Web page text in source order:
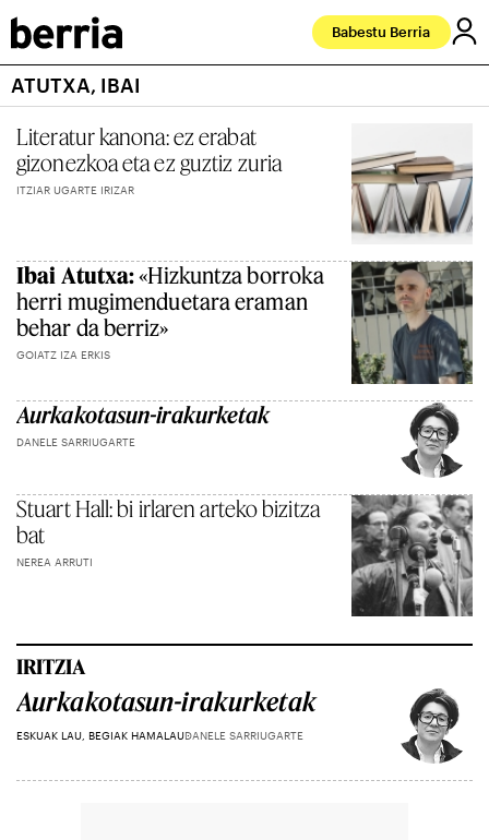
Babestu Berria
ATUTXA, IBAI
Literatur kanona: ez erabat
gizonezkoa eta ez guztiz zuria
ITZIAR UGARTE IRIZAR
Ibai Atutxa:«Hizkuntza borroka
herri mugimenduetara eraman
behar da berriz»
GOIATZ IZA ERKIS
Aurkakotasun-irakurketak
DANELE SARRIUGARTE
Stuart Hall: bi irlaren arteko bizitza
bat
NEREA ARRUTI
IRITZIA
Aurkakotasun-irakurketak
ESKUAK LAU, BEGIAK HAMALAUDANELE SARRIUGARTE